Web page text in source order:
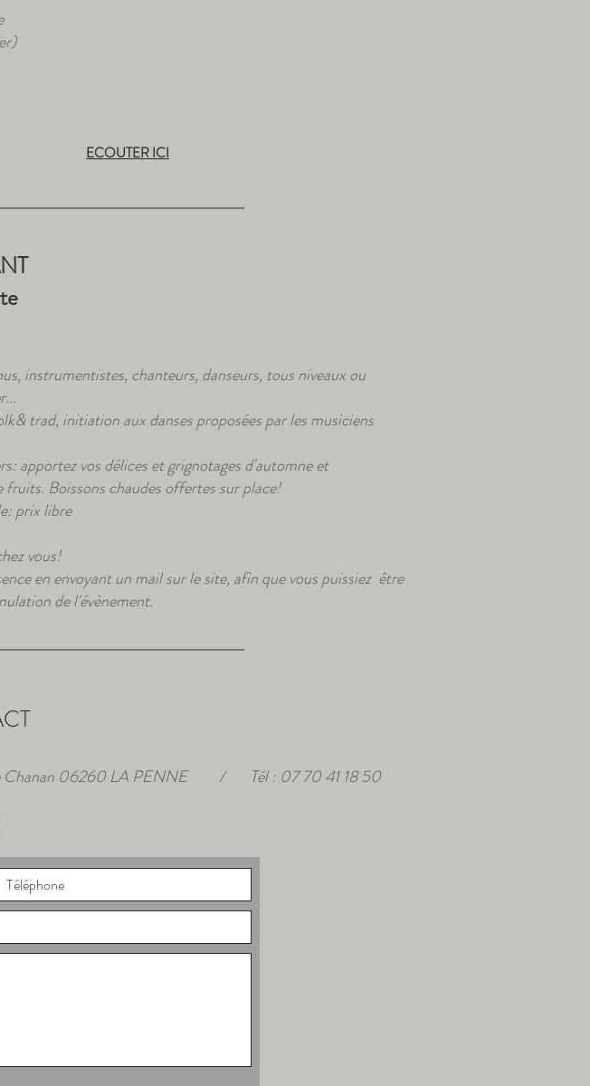
ECOUTER ICI
instrumentistes, chanteurs, danseurs, tous niveaux ou
trad, initiation aux danses proposées par les musiciens
apportez vos délices et grignotages d'automne et
fruits. Boissons chaudes offertes sur place!
prix libre
vous!
en envoyant un mail sur le site, afin que vous puissiez être
de l'évènement.
Tél : 07 70 41 18 50
Chanan 06260 LA PENNE /